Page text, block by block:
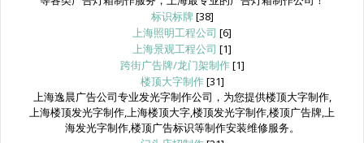
标识标牌 [38]
上海照明工程公司 [6]
上海景观工程公司 [1]
跨街广告牌/龙门架制作[1]
楼顶大字制作[31]
上海逸晨广告公司专业发光字制作公司，为您提供楼顶大字制作,
上海楼顶发光字制作,上海楼顶大字,楼顶发光字制作,楼顶广告牌,上
海发光字制作,楼顶广告标识等制作安装维修服务。